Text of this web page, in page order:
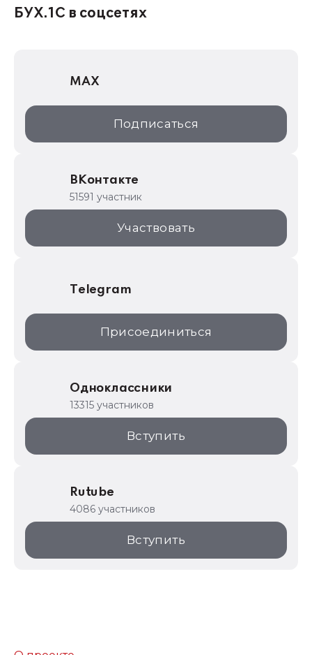
1С:Консалтинг
1С:Дистрибьюция
1С:Образование
ИТС.1C.ru
1С:Торговая площадка
БУХ.1С в соцсетях
MAX
Подписаться
ВКонтакте
51591 участник
Участвовать
Telegram
Присоединиться
Одноклассники
13315 участников
Вступить
Rutube
4086 участников
Вступить